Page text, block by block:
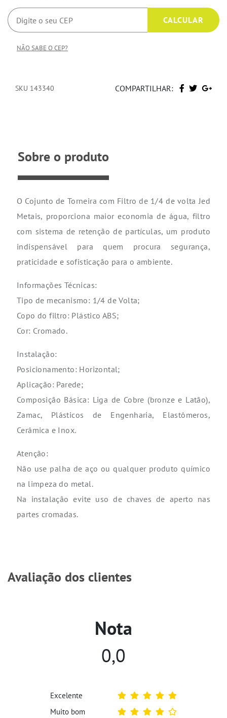
NÃO SABE O CEP?
SKU 143340 COMPARTILHAR:
Sobre o produto
O Cojunto de Torneira com Filtro de 1/4 de volta Jed
Metais, proporciona maior economia de água, filtro
com sistema de retenção de partículas, um produto
indispensável para quem procura segurança,
praticidade e sofisticação para o ambiente.
Informações Técnicas:
Tipo de mecanismo: 1/4 de Volta;
Copo do filtro: Plástico ABS;
Cor: Cromado.
Instalação:
Posicionamento: Horizontal;
Aplicação: Parede;
Composição Básica: Liga de Cobre (bronze e Latão),
Zamac, Plásticos de Engenharia, Elastômeros,
Cerâmica e Inox.
Atenção:
Não use palha de aço ou qualquer produto químico
na limpeza do metal.
Na instalação evite uso de chaves de aperto nas
partes cromadas.
Avaliação dos clientes
Nota
0,0
Excelente
Muito bom